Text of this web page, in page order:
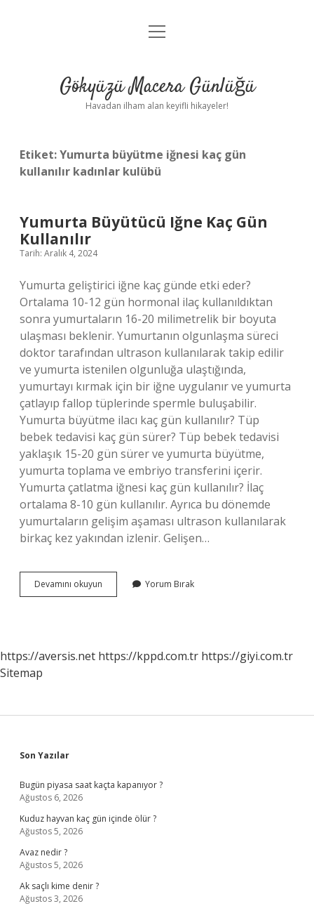
Anasayfa
Yasal Uyarı
menüyü
Gökyüzü Macera Günlüğü
Havadan ilham alan keyifli hikayeler!
Etiket:Yumurta büyütme iğnesi kaç gün
kullanılır kadınlar kulübü
Yumurta Büyütücü Iğne Kaç Gün
Kullanılır
Tarih: Aralık 4, 2024
Yumurta geliştirici iğne kaç günde etki eder?
Ortalama 10-12 gün hormonal ilaç kullanıldıktan
sonra yumurtaların 16-20 milimetrelik bir boyuta
ulaşması beklenir. Yumurtanın olgunlaşma süreci
doktor tarafından ultrason kullanılarak takip edilir
ve yumurta istenilen olgunluğa ulaştığında,
yumurtayı kırmak için bir iğne uygulanır ve yumurta
çatlayıp fallop tüplerinde spermle buluşabilir.
Yumurta büyütme ilacı kaç gün kullanılır? Tüp
bebek tedavisi kaç gün sürer? Tüp bebek tedavisi
yaklaşık 15-20 gün sürer ve yumurta büyütme,
yumurta toplama ve embriyo transferini içerir.
Yumurta çatlatma iğnesi kaç gün kullanılır? İlaç
ortalama 8-10 gün kullanılır. Ayrıca bu dönemde
yumurtaların gelişim aşaması ultrason kullanılarak
birkaç kez yakından izlenir. Gelişen…
Devamını okuyun Yumurta
Büyütücü
Yorum Bırak
https://aversis.net https://kppd.com.tr https://giyi.com.tr
Sitemap
Sidebar
Son Yazılar
Bugün piyasa saat kaçta kapanıyor ?
Ağustos 6, 2026
Kuduz hayvan kaç gün içinde ölür ?
Ağustos 5, 2026
Avaz nedir ?
Ağustos 5, 2026
Ak saçlı kime denir ?
Ağustos 3, 2026